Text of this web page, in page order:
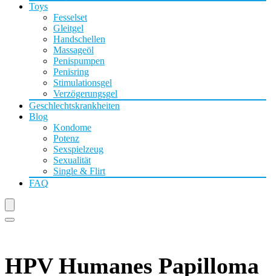
Toys
Fesselset
Gleitgel
Handschellen
Massageöl
Penispumpen
Penisring
Stimulationsgel
Verzögerungsgel
Geschlechtskrankheiten
Blog
Kondome
Potenz
Sexspielzeug
Sexualität
Single & Flirt
FAQ
HPV Humanes Papilloma